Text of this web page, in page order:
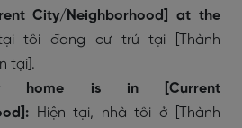
City/Neighborhood] at the
tôi đang cư trú tại [Thành
tại].
home is in [Current
Hiện tại, nhà tôi ở [Thành